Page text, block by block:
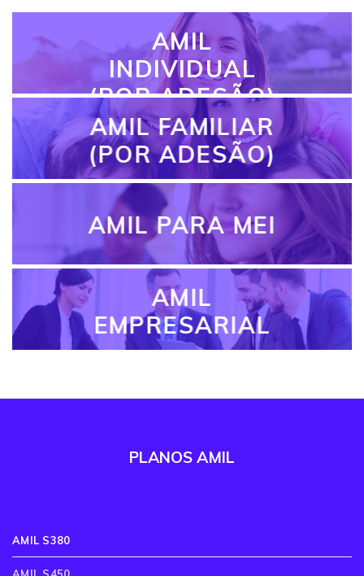
AMIL
INDIVIDUAL
(POR ADESÃO)
AMIL FAMILIAR
(POR ADESÃO)
AMIL PARA MEI
AMIL
EMPRESARIAL
PLANOS AMIL
AMIL S380